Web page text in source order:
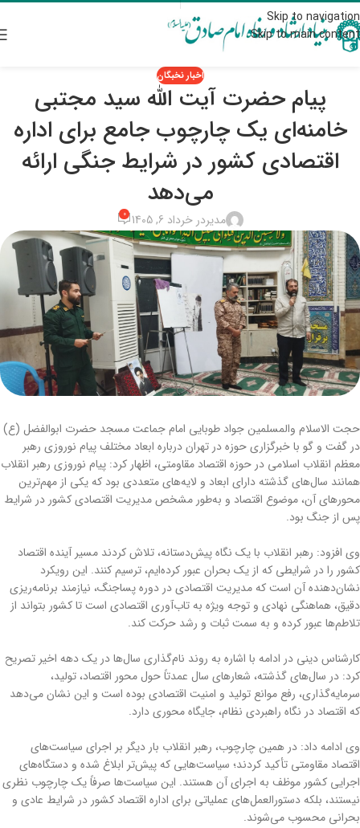
Skip to navigation
Skip to main content
اخبار نخبگان
پیام حضرت آیت الله سید مجتبی
خامنه‌ای یک چارچوب جامع برای اداره
اقتصادی کشور در شرایط جنگی ارائه
می‌دهد
مدیردر خرداد 6, 1405 0
حجت الاسلام والمسلمین جواد طوبایی امام جماعت مسجد حضرت ابوالفضل (ع)
در گفت و گو با خبرگزاری حوزه در تهران درباره ابعاد مختلف پیام نوروزی رهبر
معظم انقلاب اسلامی در حوزه اقتصاد مقاومتی، اظهار کرد: پیام نوروزی رهبر انقلاب
همانند سال‌های گذشته دارای ابعاد و لایه‌های متعددی بود که یکی از مهم‌ترین
محورهای آن، موضوع اقتصاد و به‌طور مشخص مدیریت اقتصادی کشور در شرایط
پس از جنگ بود.
وی افزود: رهبر انقلاب با یک نگاه پیش‌دستانه، تلاش کردند مسیر آینده اقتصاد
کشور را در شرایطی که از یک بحران عبور کرده‌ایم، ترسیم کنند. این رویکرد
نشان‌دهنده آن است که مدیریت اقتصادی در دوره پساجنگ، نیازمند برنامه‌ریزی
دقیق، هماهنگی نهادی و توجه ویژه به تاب‌آوری اقتصادی است تا کشور بتواند از
تلاطم‌ها عبور کرده و به سمت ثبات و رشد حرکت کند.
کارشناس دینی در ادامه با اشاره به روند نام‌گذاری سال‌ها در یک دهه اخیر تصریح
کرد: در سال‌های گذشته، شعارهای سال عمدتاً حول محور اقتصاد، تولید،
سرمایه‌گذاری، رفع موانع تولید و امنیت اقتصادی بوده است و این نشان می‌دهد
که اقتصاد در نگاه راهبردی نظام، جایگاه محوری دارد.
وی ادامه داد: در همین چارچوب، رهبر انقلاب بار دیگر بر اجرای سیاست‌های
اقتصاد مقاومتی تأکید کردند؛ سیاست‌هایی که پیش‌تر ابلاغ شده و دستگاه‌های
اجرایی کشور موظف به اجرای آن هستند. این سیاست‌ها صرفاً یک چارچوب نظری
نیستند، بلکه دستورالعمل‌های عملیاتی برای اداره اقتصاد کشور در شرایط عادی و
بحرانی محسوب می‌شوند.